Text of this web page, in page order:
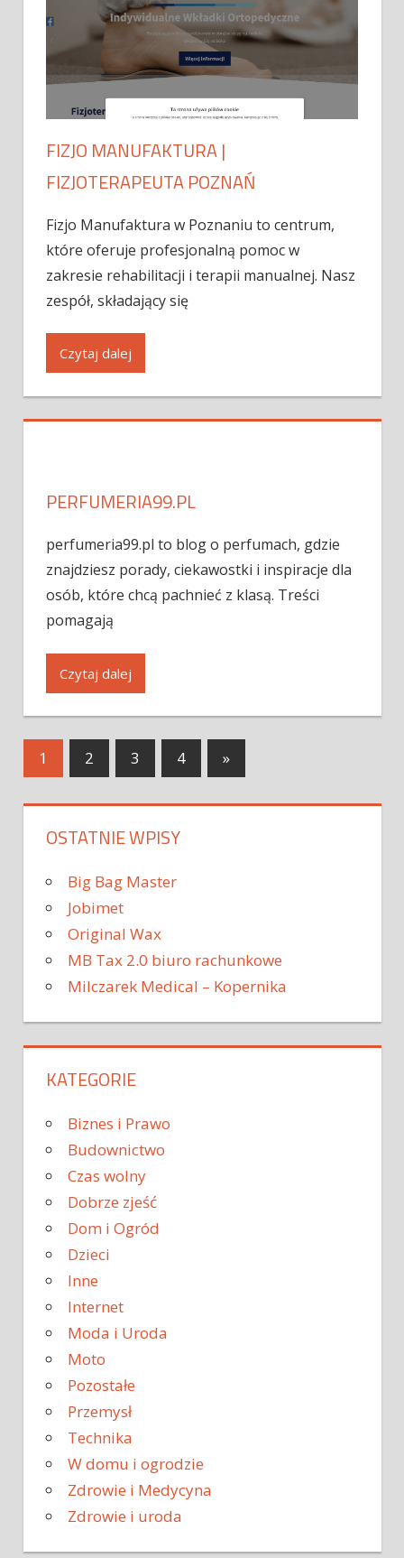
FIZJO MANUFAKTURA |
FIZJOTERAPEUTA POZNAŃ
Fizjo Manufaktura w Poznaniu to centrum,
które oferuje profesjonalną pomoc w
zakresie rehabilitacji i terapii manualnej. Nasz
zespół, składający się
Czytaj dalej
PERFUMERIA99.PL
perfumeria99.pl to blog o perfumach, gdzie
znajdziesz porady, ciekawostki i inspiracje dla
osób, które chcą pachnieć z klasą. Treści
pomagają
Czytaj dalej
1 2 3 4 »
OSTATNIE WPISY
Big Bag Master
Jobimet
Original Wax
MB Tax 2.0 biuro rachunkowe
Milczarek Medical – Kopernika
KATEGORIE
Biznes i Prawo
Budownictwo
Czas wolny
Dobrze zjeść
Dom i Ogród
Dzieci
Inne
Internet
Moda i Uroda
Moto
Pozostałe
Przemysł
Technika
W domu i ogrodzie
Zdrowie i Medycyna
Zdrowie i uroda